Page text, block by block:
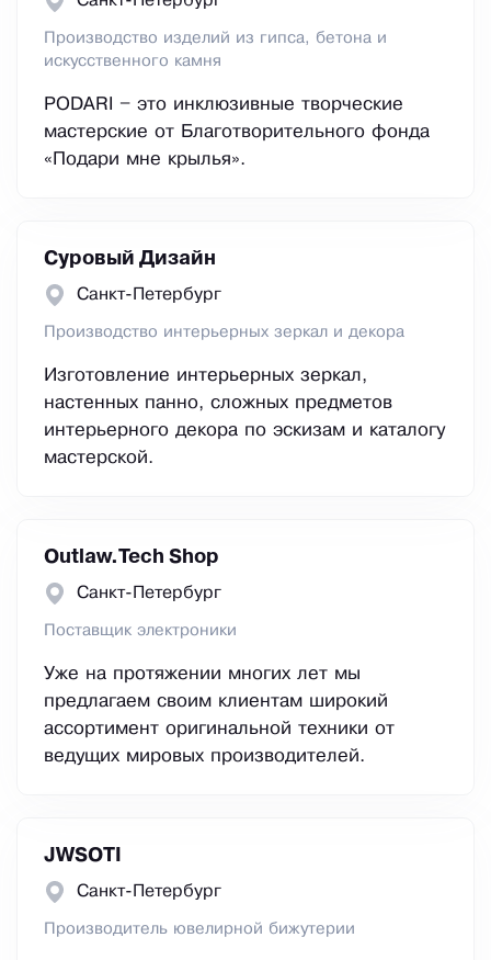
Производство изделий из гипса, бетона и
искусственного камня
PODARI – это инклюзивные творческие
мастерские от Благотворительного фонда
«Подари мне крылья».
Суровый Дизайн
Санкт-Петербург
Производство интерьерных зеркал и декора
Изготовление интерьерных зеркал,
настенных панно, сложных предметов
интерьерного декора по эскизам и каталогу
мастерской.
Outlaw.Tech Shop
Санкт-Петербург
Поставщик электроники
Уже на протяжении многих лет мы
предлагаем своим клиентам широкий
ассортимент оригинальной техники от
ведущих мировых производителей.
JWSOTI
Санкт-Петербург
Производитель ювелирной бижутерии